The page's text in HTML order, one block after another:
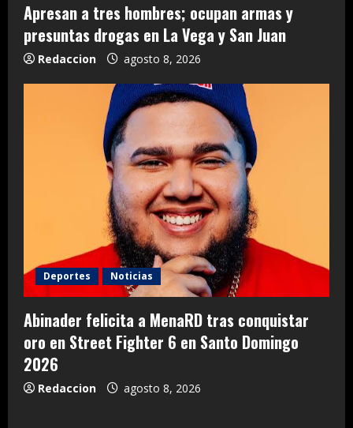
Apresan a tres hombres; ocupan armas y
presuntas drogas en La Vega y San Juan
Redaccion agosto 8, 2026
Deportes Noticias
Abinader felicita a MenaRD tras conquistar
oro en Street Fighter 6 en Santo Domingo
2026
Redaccion agosto 8, 2026